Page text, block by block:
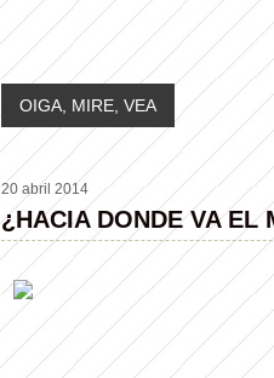
OIGA, MIRE, VEA
20 abril 2014
¿HACIA DONDE VA EL